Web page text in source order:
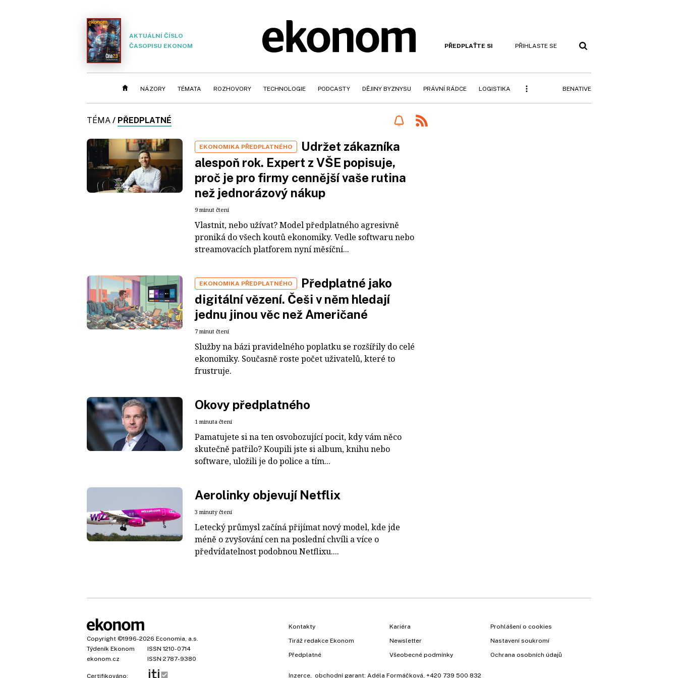
AKTUÁLNÍ ČÍSLO
ČASOPISU EKONOM
PŘEDPLAŤTE SI PŘIHLASTE SE
NÁZORY TÉMATA ROZHOVORY TECHNOLOGIE PODCASTY DĚJINY BYZNYSU PRÁVNÍ RÁDCE LOGISTIKA BENATIVE
TÉMA / PŘEDPLATNÉ
EKONOMIKA PŘEDPLATNÉHO
Udržet zákazníka
alespoň rok. Expert z VŠE popisuje,
proč je pro firmy cennější vaše rutina
než jednorázový nákup
9 minut čtení
Vlastnit, nebo užívat? Model předplatného agresivně
proniká do všech koutů ekonomiky. Vedle softwaru nebo
streamovacích platforem nyní měsíční...
EKONOMIKA PŘEDPLATNÉHO
Předplatné jako
digitální vězení. Češi v něm hledají
jednu jinou věc než Američané
7 minut čtení
Služby na bázi pravidelného poplatku se rozšířily do celé
ekonomiky. Současně roste počet uživatelů, které to
frustruje.
Okovy předplatného
1 minuta čtení
Pamatujete si na ten osvobozující pocit, kdy vám něco
skutečně patřilo? Koupili jste si album, knihu nebo
software, uložili je do police a tím...
Aerolinky objevují Netflix
3 minuty čtení
Letecký průmysl začíná přijímat nový model, kde jde
méně o zvyšování cen na poslední chvíli a více o
předvídatelnost podobnou Netflixu....
Copyright ©1996-2026 Economia, a.s.
Týdeník Ekonom
ISSN 1210-0714
ekonom.cz
ISSN 2787-9380
Certifikováno:
Kontakty
Tiráž redakce Ekonom
Předplatné
Kariéra
Newsletter
Všeobecné podmínky
Prohlášení o cookies
Nastavení soukromí
Ochrana osobních údajů
Inzerce , obchodní garant: Adéla Formáčková +420 739 500 832